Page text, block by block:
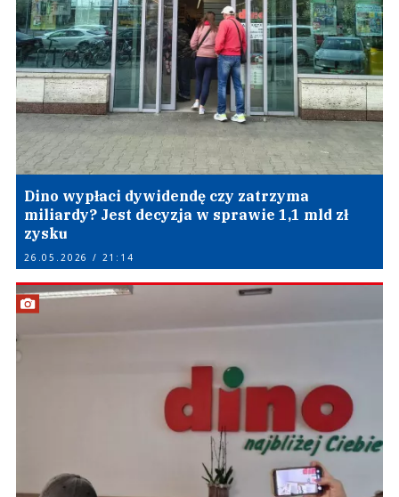
Dino wypłaci dywidendę czy zatrzyma
miliardy? Jest decyzja w sprawie 1,1 mld zł
zysku
26.05.2026 / 21:14